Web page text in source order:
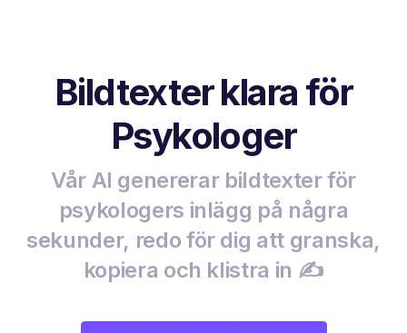
Bildtexter klara för
Psykologer
Vår AI genererar bildtexter för
psykologers inlägg på några
sekunder, redo för dig att granska,
kopiera och klistra in ✍️